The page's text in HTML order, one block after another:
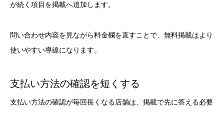
が続く項目を掲載へ追加します。
問い合わせ内容を見ながら料金欄を直すことで、無料掲載はより
使いやすい導線になります。
支払い方法の確認を短くする
支払い方法の確認が毎回長くなる店舗は、掲載で先に答える必要